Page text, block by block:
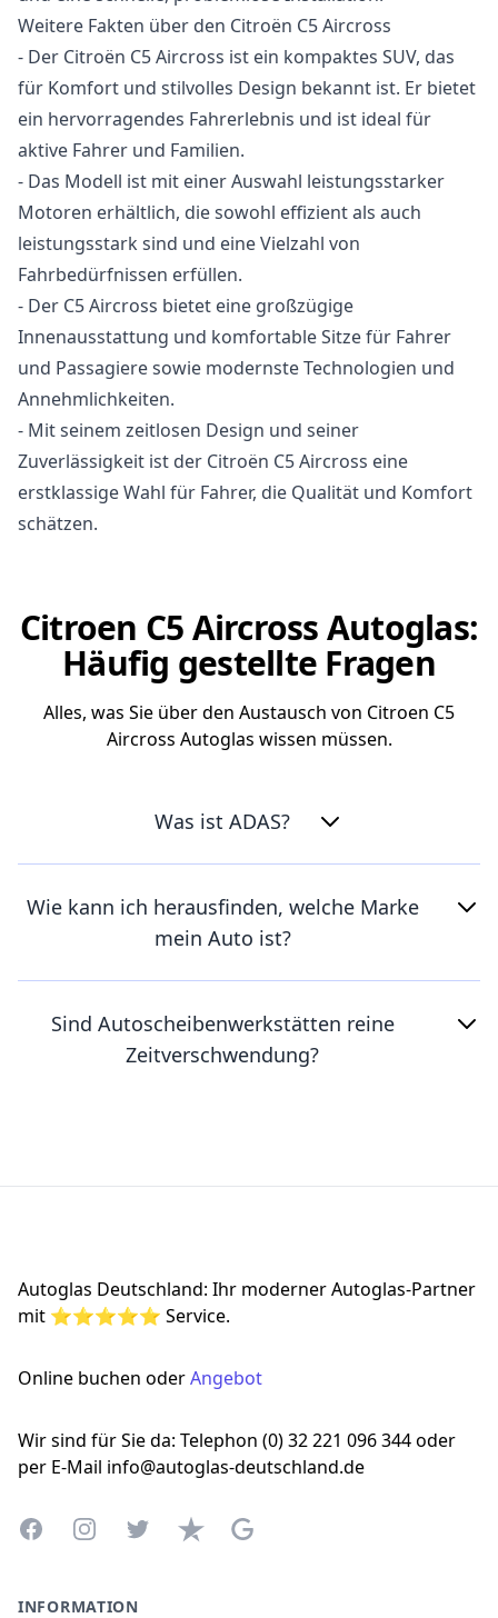
Weitere Fakten über den Citroën C5 Aircross
- Der Citroën C5 Aircross ist ein kompaktes SUV, das
für Komfort und stilvolles Design bekannt ist. Er bietet
ein hervorragendes Fahrerlebnis und ist ideal für
aktive Fahrer und Familien.
- Das Modell ist mit einer Auswahl leistungsstarker
Motoren erhältlich, die sowohl effizient als auch
leistungsstark sind und eine Vielzahl von
Fahrbedürfnissen erfüllen.
- Der C5 Aircross bietet eine großzügige
Innenausstattung und komfortable Sitze für Fahrer
und Passagiere sowie modernste Technologien und
Annehmlichkeiten.
- Mit seinem zeitlosen Design und seiner
Zuverlässigkeit ist der Citroën C5 Aircross eine
erstklassige Wahl für Fahrer, die Qualität und Komfort
schätzen.
Citroen C5 Aircross Autoglas:
Häufig gestellte Fragen
Alles, was Sie über den Austausch von Citroen C5
Aircross Autoglas wissen müssen.
Was ist ADAS?
Wie kann ich herausfinden, welche Marke
mein Auto ist?
Sind Autoscheibenwerkstätten reine
Zeitverschwendung?
Autoglas Deutschland: Ihr moderner Autoglas-Partner
mit ⭐⭐⭐⭐⭐ Service.
Online buchen oderAngebot
Wir sind für Sie da: Telephon (0) 32 221 096 344 oder
per E-Mail info@autoglas-deutschland.de
FacebookInstagramTwitterTrustpilotGoogle Business Profile
INFORMATION